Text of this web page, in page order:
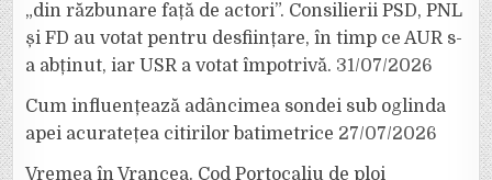
„din răzbunare față de actori”. Consilierii PSD, PNL
și FD au votat pentru desființare, în timp ce AUR s-
a abținut, iar USR a votat împotrivă. 31/07/2026
Cum influențează adâncimea sondei sub oglinda
apei acuratețea citirilor batimetrice 27/07/2026
Vremea în Vrancea. Cod Portocaliu de ploi